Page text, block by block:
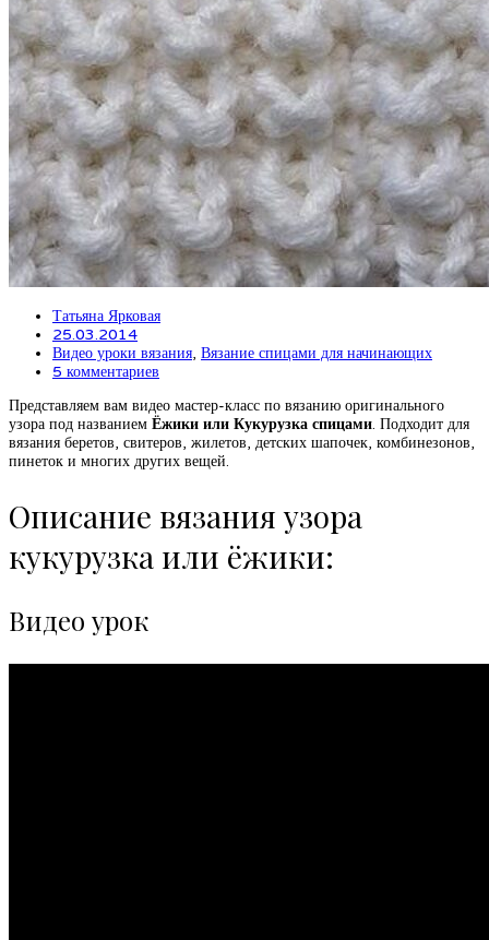
Татьяна Ярковая
25.03.2014
Видео уроки вязания, Вязание спицами для начинающих
5 комментариев
Представляем вам видео мастер-класс по вязанию оригинального
узора под названием Ёжики или Кукурузка спицами. Подходит для
вязания беретов, свитеров, жилетов, детских шапочек, комбинезонов,
пинеток и многих других вещей.
Описание вязания узора
кукурузка или ёжики:
Видео урок